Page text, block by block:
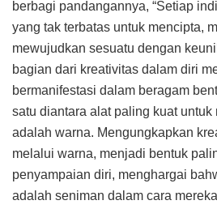
berbagi pandangannya, “Setiap
yang tak terbatas untuk mencipta,
mewujudkan sesuatu dengan
bagian dari kreativitas dalam diri
bermanifestasi dalam beragam
satu diantara alat paling kuat
adalah warna. Mengungkapkan
melalui warna, menjadi bentuk
penyampaian diri, menghargai
adalah seniman dalam cara